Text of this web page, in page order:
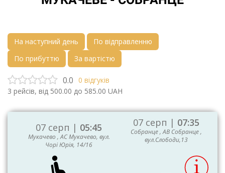
На наступний день
По відправленню
По прибуттю
За вартістю
0.0 0 відгуків
3 рейсів, від 500.00 до 585.00 UAH
07 серп | 05:45
Мукачево , АС Мукачево, вул.
Чорі Юрія, 14/16
07 серп | 07:35
Собранце , АВ Собранце ,
вул.Слободи,13